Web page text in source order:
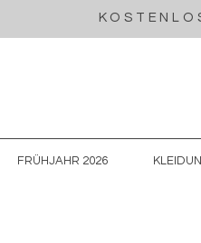
FRÜHJAHR 2026